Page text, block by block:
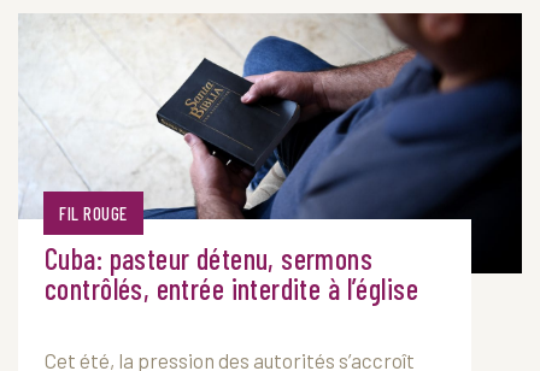
FIL ROUGE
Cuba: pasteur détenu, sermons
contrôlés, entrée interdite à l’église
Cet été, la pression des autorités s’accroît